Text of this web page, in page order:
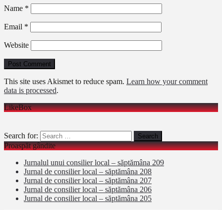
Name *
Email *
Website
This site uses Akismet to reduce spam. Learn how your comment
data is processed.
LikeBox
Search for:
Proaspăt gândite
Jurnalul unui consilier local – săptămâna 209
Jurnal de consilier local – săptămâna 208
Jurnal de consilier local – săptămâna 207
Jurnal de consilier local – săptămâna 206
Jurnal de consilier local – săptămâna 205